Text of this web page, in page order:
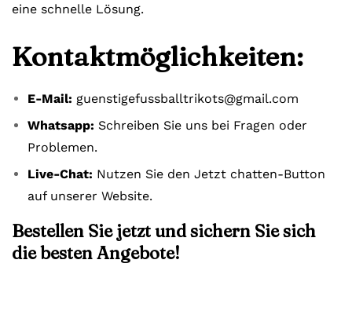
eine schnelle Lösung.
Kontaktmöglichkeiten:
E-Mail: guenstigefussballtrikots@gmail.com
Whatsapp: Schreiben Sie uns bei Fragen oder
Problemen.
Live-Chat: Nutzen Sie den Jetzt chatten-Button
auf unserer Website.
Bestellen Sie jetzt und sichern Sie sich
die besten Angebote!